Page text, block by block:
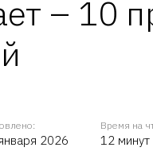
– 10
2026
Время на
12 минут